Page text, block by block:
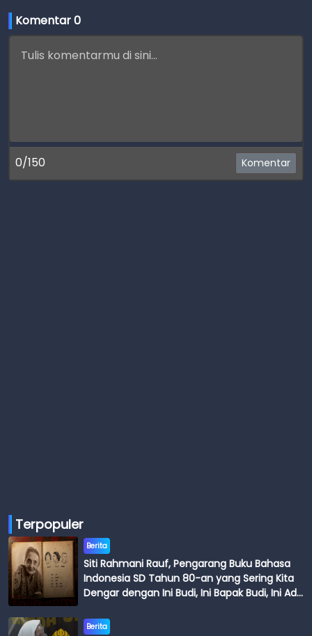
Komentar 0
0/150 Komentar
Terpopuler
Berita
Siti Rahmani Rauf, Pengarang Buku Bahasa
Indonesia SD Tahun 80-an yang Sering Kita
Dengar dengan Ini Budi, Ini Bapak Budi, Ini Adik
Berita